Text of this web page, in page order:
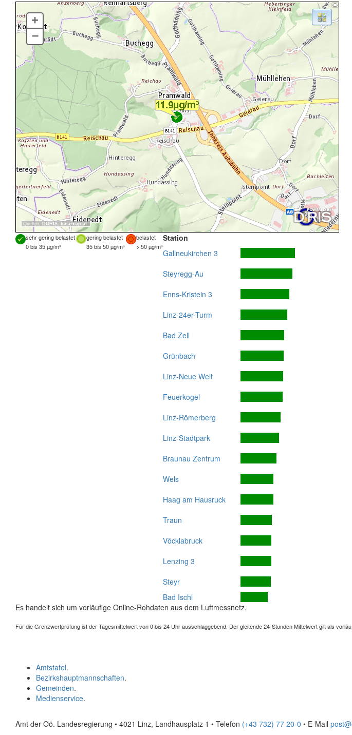
Quellen: DORIS, basemap.at
+
–
sehr gering belastet gering belastet
belastet
0 bis 35 µg/m³
35 bis 50 µg/m³ > 50 µg/m³
Station
Gallneukirchen 3
Steyregg-Au
Enns-Kristein 3
Linz-24er-Turm
Bad Zell
Grünbach
Linz-Neue Welt
Feuerkogel
Linz-Römerberg
Linz-Stadtpark
Braunau Zentrum
Wels
Haag am Hausruck
Traun
Vöcklabruck
Lenzing 3
Steyr
Bad Ischl
Es handelt sich um vorläufige Online-Rohdaten aus dem Luftmessnetz.
Für die Grenzwertprüfung ist der Tagesmittelwert von 0 bis 24 Uhr ausschlaggebend. Der gleitende 24-Stunden Mittelwert gilt als
Amtstafel.
Bezirkshauptmannschaften.
Gemeinden.
Medienservice.
Amt der Oö. Landesregierung • 4021 Linz, Landhausplatz 1 • Telefon (+43 732) 77 20-0 • E-Mail